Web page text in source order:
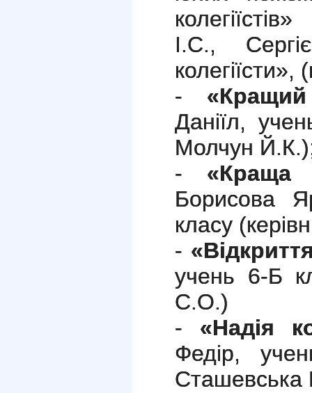
І.С.,
-
Даніїл,
Молчун
- «Краща
Борисова
класу
-
учень 6-Б
С.О.)
- «Надія
Федір,